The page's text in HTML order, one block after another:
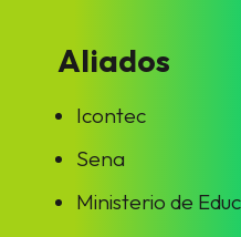
Aliados
Icontec
Sena
Ministerio de